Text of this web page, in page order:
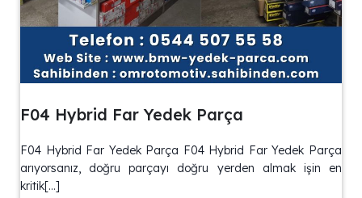
F04 Hybrid Far Yedek Parça
F04 Hybrid Far Yedek Parça F04 Hybrid Far Yedek Parça
arıyorsanız, doğru parçayı doğru yerden almak işin en
kritik[…]